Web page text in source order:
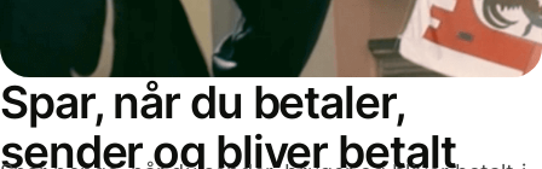
Spar, når du betaler,
sender og bliver betalt